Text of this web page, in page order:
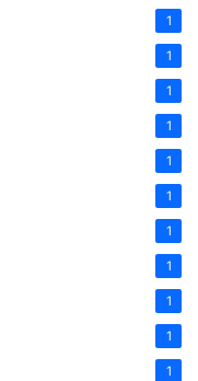
1
1
1
1
1
1
1
1
1
1
1